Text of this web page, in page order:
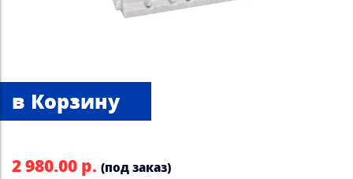
2 980.00 р. (под заказ)